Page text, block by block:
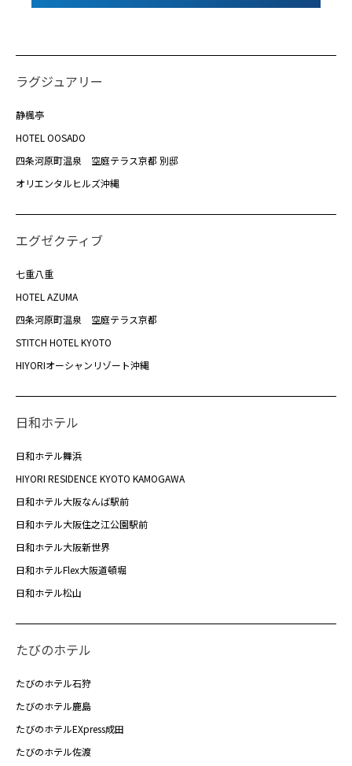
ラグジュアリー
静楓亭
HOTEL OOSADO
四条河原町温泉 空庭テラス京都 別邸
オリエンタルヒルズ沖縄
エグゼクティブ
七重八重
HOTEL AZUMA
四条河原町温泉 空庭テラス京都
STITCH HOTEL KYOTO
HIYORIオーシャンリゾート沖縄
日和ホテル
日和ホテル舞浜
HIYORI RESIDENCE KYOTO KAMOGAWA
日和ホテル大阪なんば駅前
日和ホテル大阪住之江公園駅前
日和ホテル大阪新世界
日和ホテルFlex大阪道頓堀
日和ホテル松山
たびのホテル
たびのホテル石狩
たびのホテル鹿島
たびのホテルEXpress成田
たびのホテル佐渡